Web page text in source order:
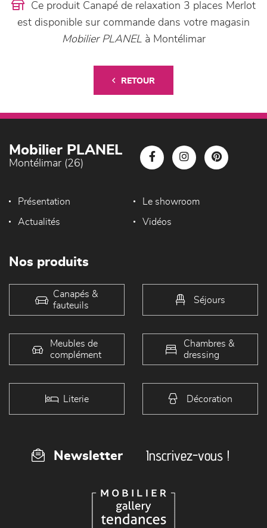
Ce produit Canapé de relaxation 3 places Merlot
est disponible sur commande dans votre magasin
Mobilier PLANELà Montélimar
RETOUR
Mobilier PLANEL
Montélimar (26)
Présentation Le showroom
Actualités Vidéos
Nos produits
Canapés &
fauteuils
Séjours
Meubles de
complément
Chambres &
dressing
Literie Décoration
Newsletter Inscrivez-vous !